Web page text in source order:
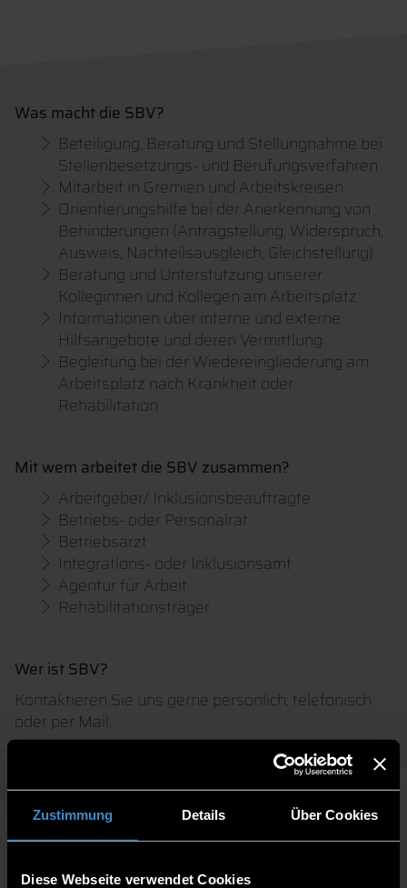
Zustimmung Details Über Cookies
Diese Webseite verwendet Cookies
Was macht die SBV?
Beteiligung, Beratung und Stellungnahme bei
Stellenbesetzungs- und Berufungsverfahren
Mitarbeit in Gremien und Arbeitskreisen
Orientierungshilfe bei der Anerkennung von
Behinderungen (Antragstellung, Widerspruch,
Ausweis, Nachteilsausgleich, Gleichstellung)
Beratung und Unterstützung unserer
Kolleginnen und Kollegen am Arbeitsplatz
Informationen über interne und externe
Hilfsangebote und deren Vermittlung
Begleitung bei der Wiedereingliederung am
Arbeitsplatz nach Krankheit oder
Rehabilitation
Mit wem arbeitet die SBV zusammen?
Arbeitgeber/ Inklusionsbeauftragte
Betriebs- oder Personalrat
Betriebsarzt
Integrations- oder Inklusionsamt
Agentur für Arbeit
Rehabilitationsträger
Wer ist SBV?
Kontaktieren Sie uns gerne persönlich, telefonisch
oder per Mail.
VERTRAUENSPERSON